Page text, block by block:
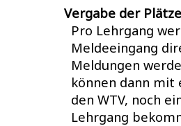
Vergabe der
Pro Lehrgang
Meldeeingang
Meldungen
können dann mit
den WTV, noch
Lehrgang